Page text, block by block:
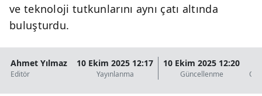
ve teknoloji tutkunlarını aynı çatı altında
buluşturdu.
Ahmet Yılmaz
Editör
10 Ekim 2025 12:17
Yayınlanma
10 Ekim 2025 12:20
Güncellenme